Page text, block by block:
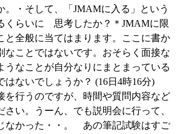
。・そして、「JMAMに入る」という
くらいに 思考したか？＊JMAMに限
と全般に当てはまります。ここに書か
なことではないです。おそらく面接な
うなことが自分なりにまとまっている
はないでしょうか？ (16日4時16分)
を行うのですが、時間や質問内容など
さい。うーん、でも説明会に行って、
なかった・・。 あの筆記試験はすご